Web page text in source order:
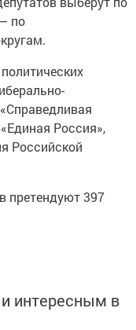
по
Россия»,
Российской
претендуют 397
интересным в